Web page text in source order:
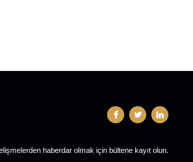
haberdar olmak için bültene kayıt olun.